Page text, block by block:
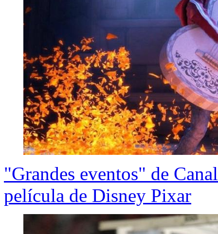
"Grandes eventos" de
película de Disney Pixar